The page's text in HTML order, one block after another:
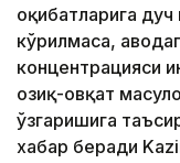
оқибатларига
кўрилмаса,
концентрацияси
озиқ-овқат
ўзгаришига
хабар беради